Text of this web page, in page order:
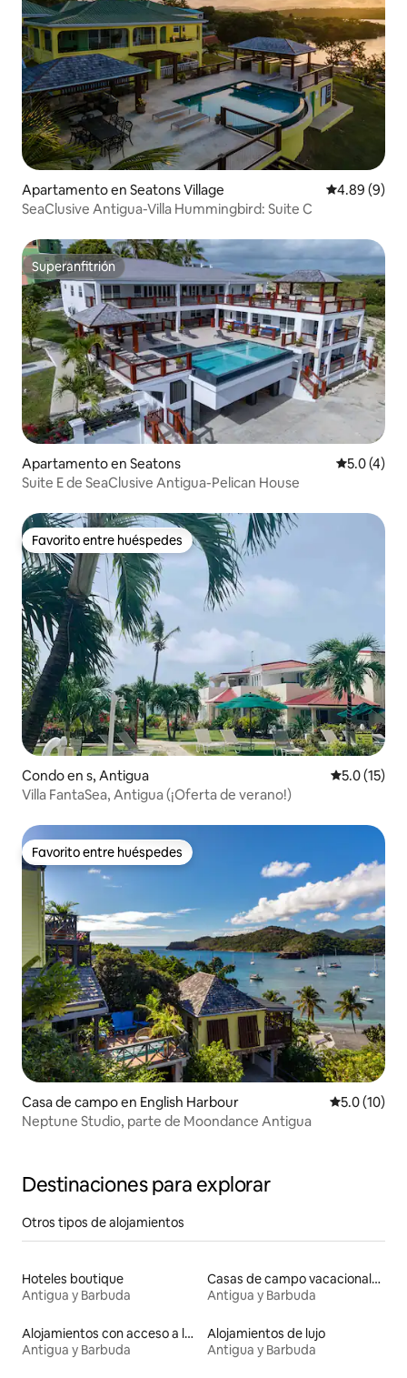
Apartamento en Seatons Village Calificación
4.89 (9)
SeaClusive Antigua-Villa Hummingbird: Suite C
Superanfitrión
Superanfitrión
Apartamento en Seatons
5.0 (4)
Suite E de SeaClusive Antigua-Pelican House
Favorito entre huéspedes
Favorito entre huéspedes
Condo en s, Antigua Calificación
5.0 (15)
Villa FantaSea, Antigua (¡Oferta de verano!)
Favorito entre huéspedes
Favorito entre huéspedes
Casa de campo en English Harbour Calificación
5.0 (10)
Neptune Studio, parte de Moondance Antigua
Destinaciones para explorar
Otros tipos de alojamientos
Hoteles boutique
Antigua y Barbuda
Casas de campo vacacionales
Antigua y Barbuda
Alojamientos con acceso a la playa
Antigua y Barbuda
Alojamientos de lujo
Antigua y Barbuda